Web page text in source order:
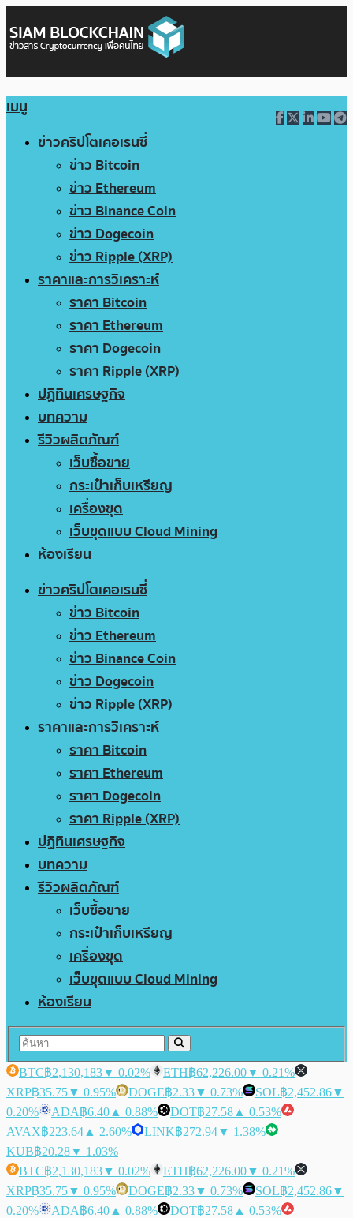
เมนู
ข่าวคริปโตเคอเรนซี่
ข่าว Bitcoin
ข่าว Ethereum
ข่าว Binance Coin
ข่าว Dogecoin
ข่าว Ripple (XRP)
ราคาและการวิเคราะห์
ราคา Bitcoin
ราคา Ethereum
ราคา Dogecoin
ราคา Ripple (XRP)
ปฏิทินเศรษฐกิจ
บทความ
รีวิวผลิตภัณฑ์
เว็บซื้อขาย
กระเป๋าเก็บเหรียญ
เครื่องขุด
เว็บขุดแบบ Cloud Mining
ห้องเรียน
ข่าวคริปโตเคอเรนซี่
ข่าว Bitcoin
ข่าว Ethereum
ข่าว Binance Coin
ข่าว Dogecoin
ข่าว Ripple (XRP)
ราคาและการวิเคราะห์
ราคา Bitcoin
ราคา Ethereum
ราคา Dogecoin
ราคา Ripple (XRP)
ปฏิทินเศรษฐกิจ
บทความ
รีวิวผลิตภัณฑ์
เว็บซื้อขาย
กระเป๋าเก็บเหรียญ
เครื่องขุด
เว็บขุดแบบ Cloud Mining
ห้องเรียน
BTC฿2,130,183▼ 0.02% ETH฿62,226.00▼ 0.21%
XRP฿35.75▼ 0.95% DOGE฿2.33▼ 0.73% SOL฿2,452.86▼
0.20%
ADA฿6.40 ▲ 0.88% DOT฿27.58 ▲ 0.53%
AVAX฿223.64 ▲ 2.60% LINK฿272.94▼ 1.38%
KUB฿20.28▼ 1.03%
BTC฿2,130,183▼ 0.02% ETH฿62,226.00▼ 0.21%
XRP฿35.75▼ 0.95% DOGE฿2.33▼ 0.73% SOL฿2,452.86▼
0.20%
ADA฿6.40 ▲ 0.88% DOT฿27.58 ▲ 0.53%